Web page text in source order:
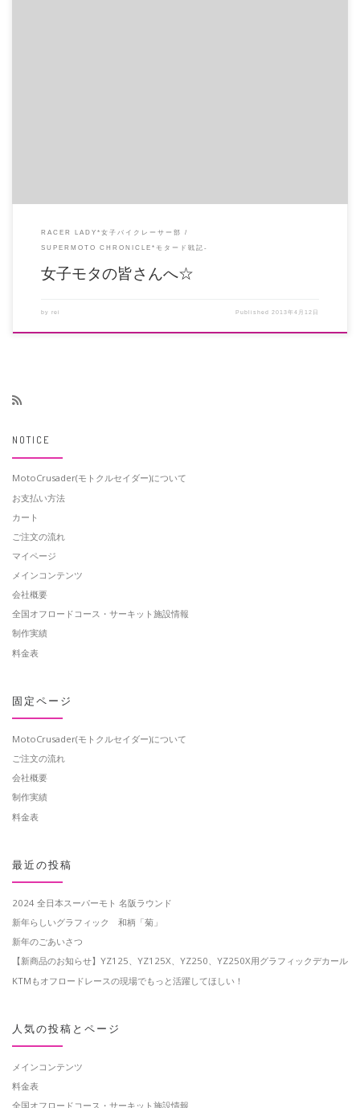
RACER LADY*女子バイクレーサー部
SUPERMOTO CHRONICLE*モタード戦記-
女子モタの皆さんへ☆
by rei Published 2013年4月12日
NOTICE
MotoCrusader(モトクルセイダー)について
お支払い方法
カート
ご注文の流れ
マイページ
メインコンテンツ
会社概要
全国オフロードコース・サーキット施設情報
制作実績
料金表
固定ページ
MotoCrusader(モトクルセイダー)について
ご注文の流れ
会社概要
制作実績
料金表
最近の投稿
2024 全日本スーパーモト 名阪ラウンド
新年らしいグラフィック 和柄「菊」
新年のごあいさつ
【新商品のお知らせ】YZ125、YZ125X、YZ250、YZ250X用グラフィックデカール
KTMもオフロードレースの現場でもっと活躍してほしい！
人気の投稿とページ
メインコンテンツ
料金表
全国オフロードコース・サーキット施設情報